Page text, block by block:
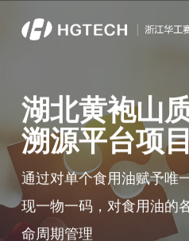
湖北黄袍山
溯源平台项
通过对单个食用油赋予唯
现一物一码，对食用油的
命周期管理